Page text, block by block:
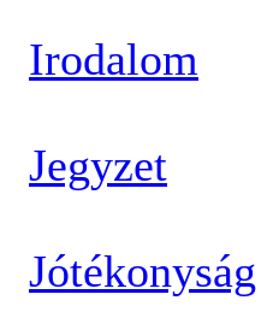
Irodalom
Jegyzet
Jótékonyság